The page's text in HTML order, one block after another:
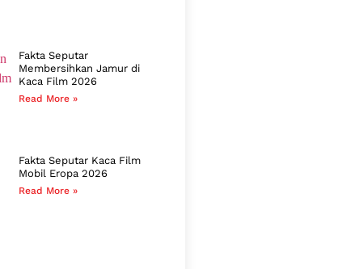
Fakta Seputar
Membersihkan Jamur di
Kaca Film 2026
Read More »
Fakta Seputar Kaca Film
Mobil Eropa 2026
Read More »